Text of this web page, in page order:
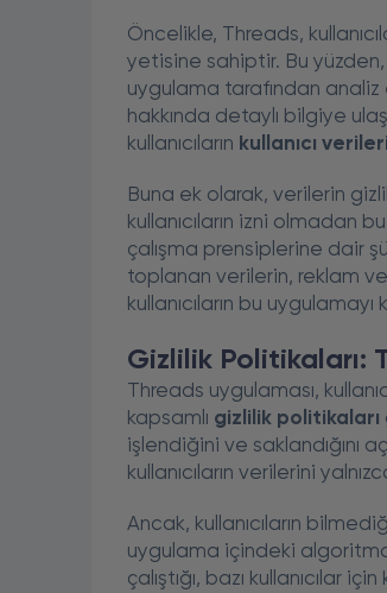
Öncelikle, Threads,
yetisine sahiptir. Bu yüzden,
uygulama tarafından analiz
hakkında detaylı bilgiye
kullanıcıların kullanıcı verileri
Buna ek olarak, verilerin
kullanıcıların izni
çalışma prensiplerine dair
toplanan verilerin, reklam
kullanıcıların bu
Gizlilik Politikaları:
Threads uygulaması,
kapsamlı gizlilik politikaları
işlendiğini ve saklandığını
kullanıcıların verilerini
Ancak, kullanıcıların
uygulama içindeki
çalıştığı, bazı kullanıcılar